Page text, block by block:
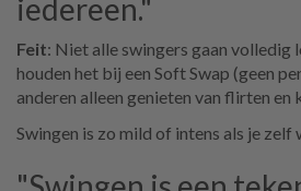
iedereen."
Feit: Niet alle swingers gaan volledig
houden het bij een Soft Swap (geen
anderen alleen genieten van flirten en
Swingen is zo mild of intens als je zelf